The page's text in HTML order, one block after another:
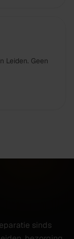
Leiden. Geen
sinds